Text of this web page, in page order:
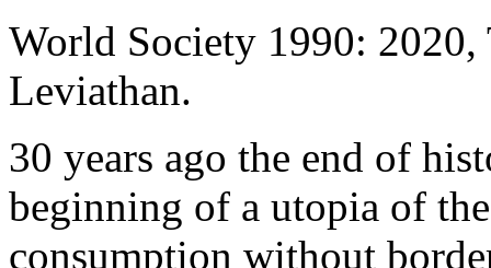
World Society 1990: 2020,
Leviathan.
30 years ago the end of
beginning of a utopia of
consumption without